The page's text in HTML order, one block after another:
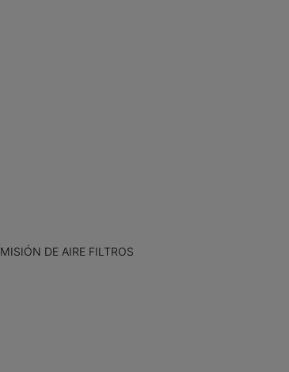
DE AIRE FILTROS